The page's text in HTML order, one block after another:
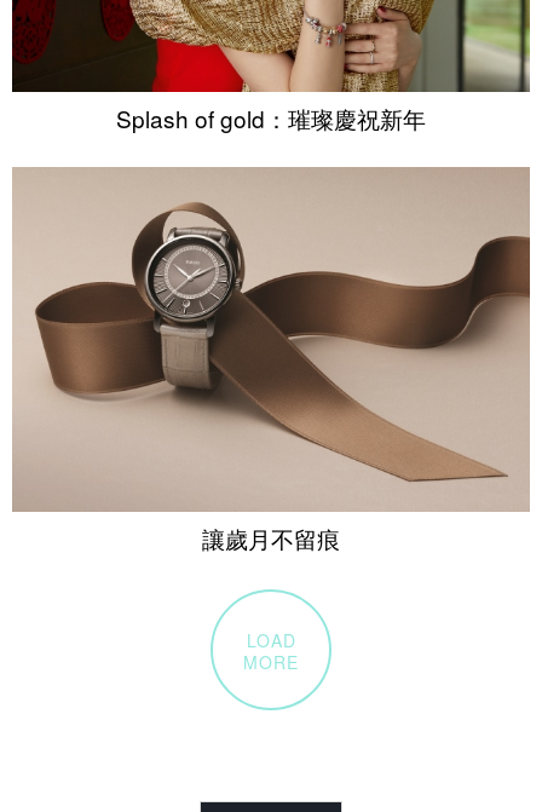
Splash of gold：璀璨慶祝新年
讓歲月不留痕
LOAD
MORE